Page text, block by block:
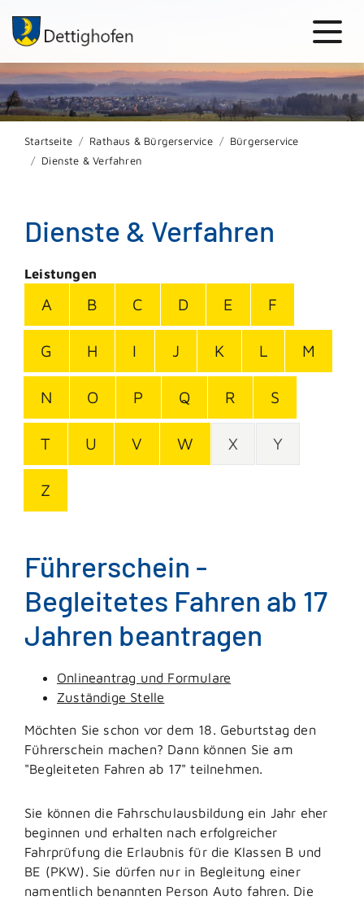
Startseite Rathaus & Bürgerservice
Bürgerservice
Dienste & Verfahren
Dienste & Verfahren
Leistungen
A B C D E F
G H I J K L M
N O P Q R S
T U V W X Y
Z
Führerschein -
Begleitetes Fahren ab 17
Jahren beantragen
Onlineantrag und Formulare
Zuständige Stelle
Möchten Sie schon vor dem 18. Geburtstag den
Führerschein machen? Dann können Sie am
"Begleiteten Fahren ab 17" teilnehmen.
Sie können die Fahrschulausbildung ein Jahr eher
beginnen und erhalten nach erfolgreicher
Fahrprüfung die Erlaubnis für die Klassen B und
BE (PKW). Sie dürfen nur in Begleitung einer
namentlich benannten Person Auto fahren. Die